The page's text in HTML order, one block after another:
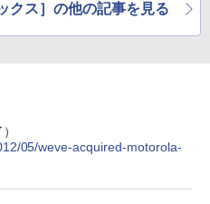
クス］の他の記事を見る
05/weve-acquired-motorola-